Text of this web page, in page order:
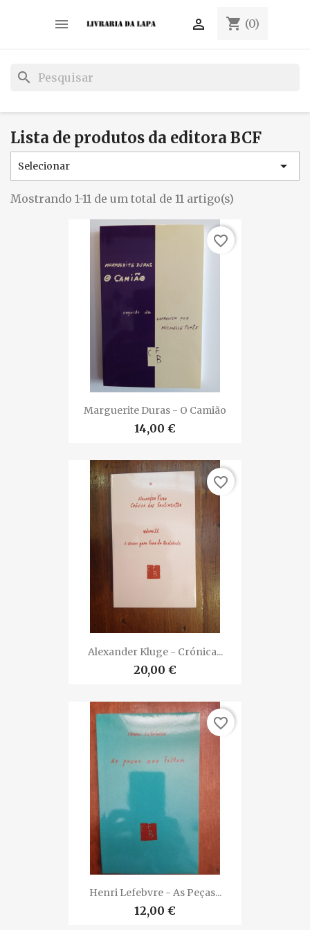
 shopping_cart (0)

search
Lista de produtos da editora BCF
Selecionar 
Mostrando 1-11 de um total de 11 artigo(s)
Marguerite Duras - O Camião
14,00 €
favorite_border
Alexander Kluge - Crónica...
20,00 €
favorite_border
Henri Lefebvre - As Peças...
12,00 €
favorite_border